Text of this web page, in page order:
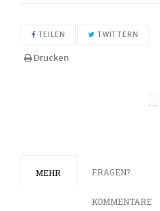
TEILEN AUF FACEBOOK TEILEN
TWITTERN
Drucken
MEHR FRAGEN?
KOMMENTARE